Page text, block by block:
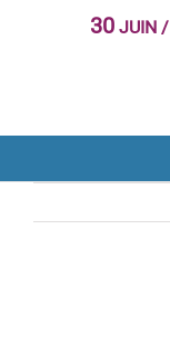
30JUIN /